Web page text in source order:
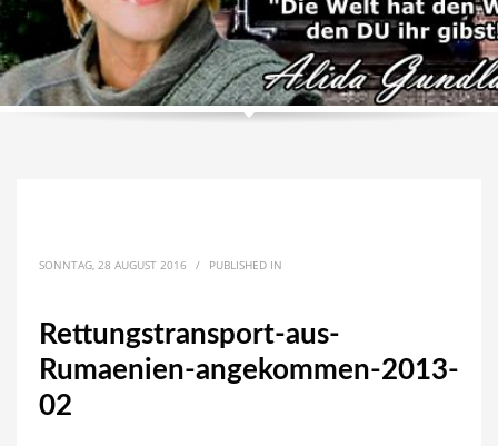
SONNTAG, 28 AUGUST 2016 / PUBLISHED IN
Rettungstransport-aus-
Rumaenien-angekommen-2013-
02